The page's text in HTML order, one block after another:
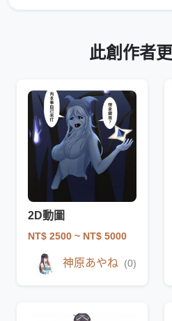
此創作者
2D動圖
NT$ 2500 ~ NT$ 5000
神原あやね (0)